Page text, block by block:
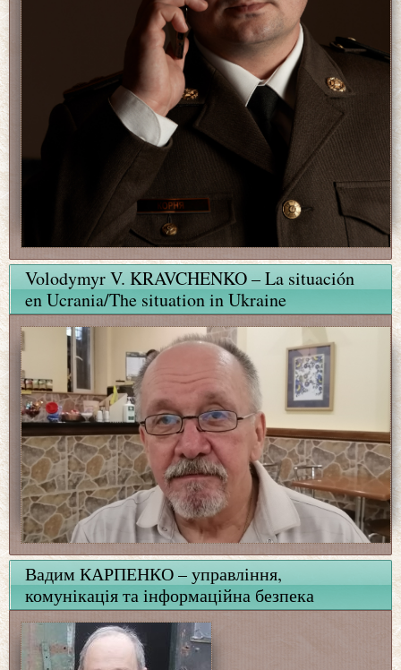
Volodymyr V. KRAVCHENKO – La situación
en Ucrania/The situation in Ukraine
Вадим КАРПЕНКО – управління,
комунікація та інформаційна безпека